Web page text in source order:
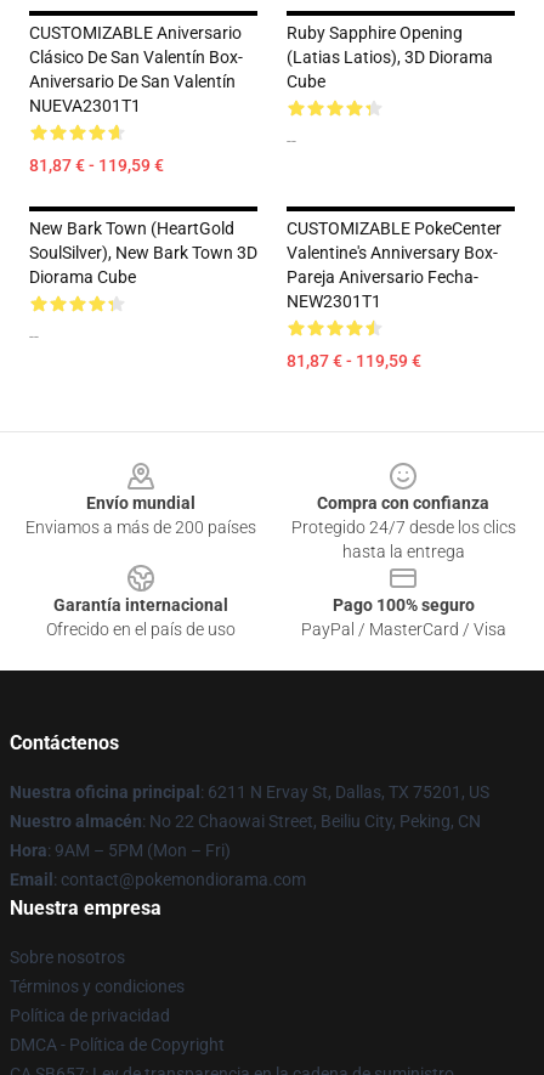
CUSTOMIZABLE Aniversario
Clásico De San Valentín Box-
Aniversario De San Valentín
NUEVA2301T1
81,87 € - 119,59 €
Ruby Sapphire Opening
(Latias Latios), 3D Diorama
Cube
--
New Bark Town (HeartGold
SoulSilver), New Bark Town 3D
Diorama Cube
--
CUSTOMIZABLE PokeCenter
Valentine's Anniversary Box-
Pareja Aniversario Fecha-
NEW2301T1
81,87 € - 119,59 €
Envío mundial
Enviamos a más de 200 países
Compra con confianza
Protegido 24/7 desde los clics
hasta la entrega
Garantía internacional
Ofrecido en el país de uso
Pago 100% seguro
PayPal / MasterCard / Visa
Contáctenos
Nuestra oficina principal : 6211 N Ervay St, Dallas, TX 75201, US
Nuestro almacén: No 22 Chaowai Street, Beiliu City, Peking, CN
Hora: 9AM – 5PM (Mon – Fri)
Email : contact@pokemondiorama.com
Nuestra empresa
Sobre nosotros
Términos y condiciones
Política de privacidad
DMCA - Política de Copyright